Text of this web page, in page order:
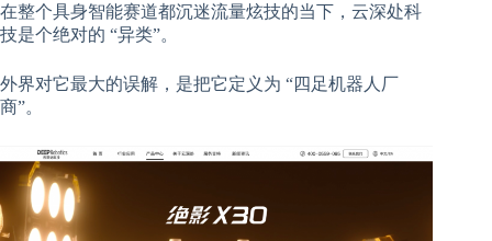
在整个具身智能赛道都沉迷流量炫技的当下，云深处科
技是个绝对的 “异类”。
外界对它最大的误解，是把它定义为 “四足机器人厂
商”。